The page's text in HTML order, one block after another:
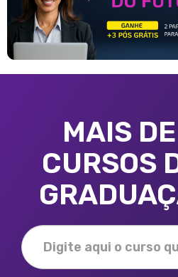
MAIS
CURSOS